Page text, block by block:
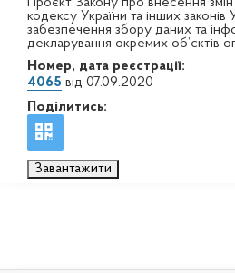
кодексу України та інших
забезпечення збору даних та
декларування окремих об’єктів
Номер, дата реєстрації:
4065 від 07.09.2020
Поділитись:
Завантажити